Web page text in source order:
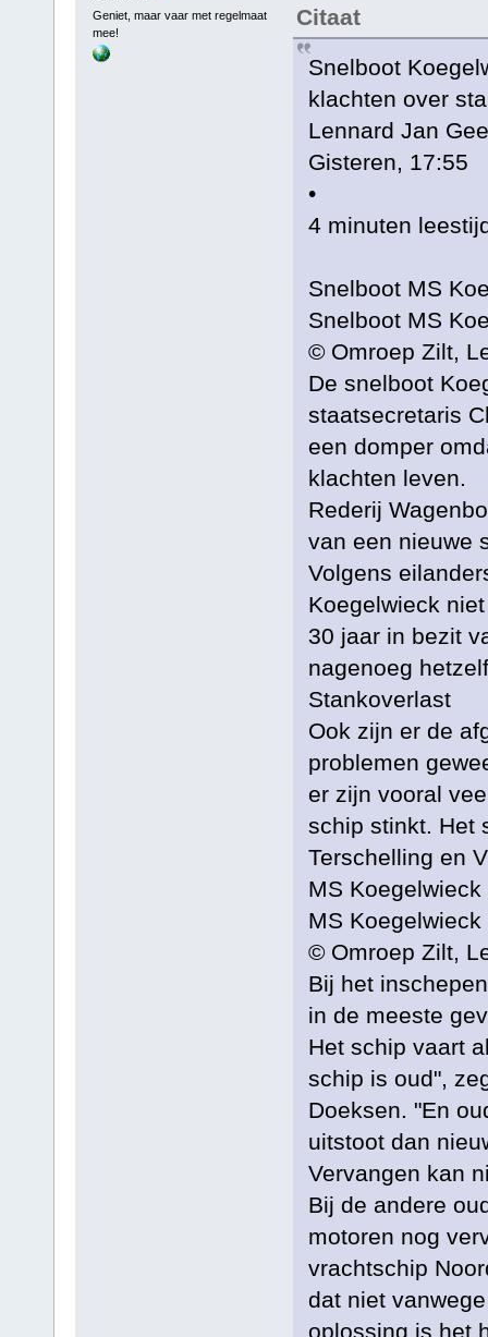
Geniet, maar vaar met regelmaat
mee!
Citaat
Snelboot
klachten over
Lennard Jan
Gisteren, 17:55
•
4 minuten
Snelboot MS
Snelboot MS
© Omroep Zilt,
De snelboot
staatsecretaris
een domper
klachten leven.
Rederij
van een nieuwe
Volgens
Koegelwieck
30 jaar in bezit
nagenoeg
Stankoverlast
Ook zijn er de
problemen
er zijn vooral
schip stinkt. Het
Terschelling en
MS Koegelwieck
MS Koegelwieck
© Omroep Zilt,
Bij het
in de meeste
Het schip vaart
schip is oud",
Doeksen. "En
uitstoot dan
Vervangen kan
Bij de andere
motoren nog
vrachtschip
dat niet
oplossing is het